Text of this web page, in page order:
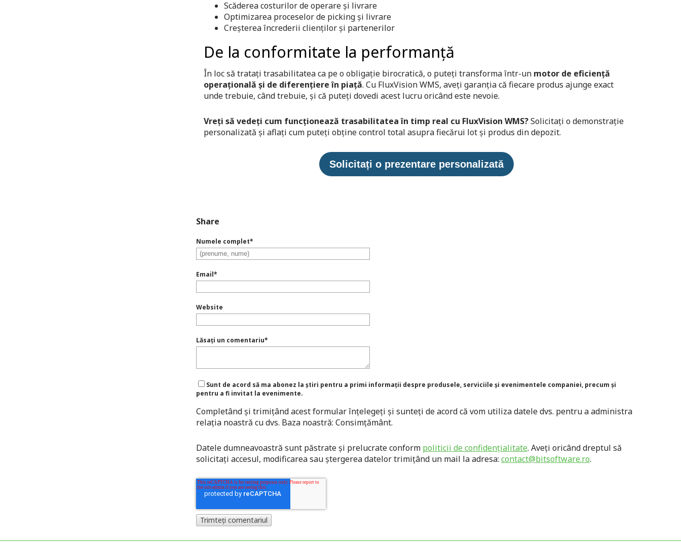
Scăderea costurilor de operare și livrare
Optimizarea proceselor de picking și livrare
Creșterea încrederii clienților și partenerilor
De la conformitate la performanță
În loc să tratați trasabilitatea ca pe o obligație birocratică, o puteți transforma într-un motor de eficiență
operațională și de diferențiere în piață. Cu FluxVision WMS, aveți garanția că fiecare produs ajunge exact
unde trebuie, când trebuie, și că puteți dovedi acest lucru oricând este nevoie.
Vreți să vedeți cum funcționează trasabilitatea în timp real cu FluxVision WMS?Solicitați o demonstrație
personalizată și aflați cum puteți obține control total asupra fiecărui lot și produs din depozit.
Solicitați o prezentare personalizată
Share
Numele complet*
Email*
Website
Lăsați un comentariu*
Sunt de acord să ma abonez la știri pentru a primi informații despre produsele, serviciile și evenimentele companiei, precum și
pentru a fi invitat la evenimente.
Completând și trimițând acest formular înțelegeți și sunteți de acord că vom utiliza datele dvs. pentru a administra
relația noastră cu dvs. Baza noastră: Consimțământ.
Datele dumneavoastră sunt păstrate și prelucrate conform politicii de confidențialitate. Aveți oricând dreptul să
solicitați accesul, modificarea sau ștergerea datelor trimițând un mail la adresa:contact@bitsoftware.ro.